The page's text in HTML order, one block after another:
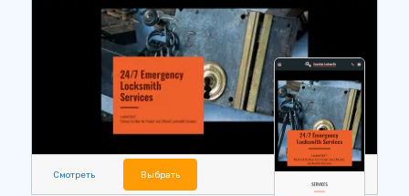
Смотреть Выбрать